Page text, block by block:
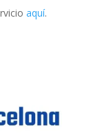
aquí.